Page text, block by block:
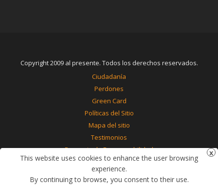
Copyright 2009 al presente. Todos los derechos reservados.
Ciudadanía
Perdones
Green Card
Políticas del Sitio
Mapa del sitio
Testimonios
Renuncia de Responsabilidad
Contáctenos
This website uses cookies to enhance the user browsing
experience.
By continuing to browse, you consent to their use.